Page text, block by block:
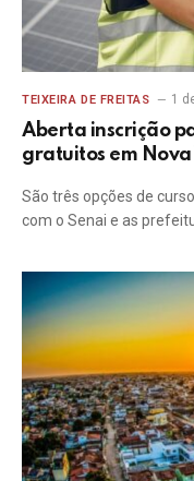
TEIXEIRA DE FREITAS 1
Aberta inscrição
gratuitos em Nova
São três opções de
com o Senai e as